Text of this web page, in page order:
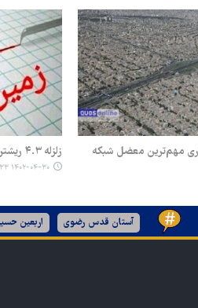
مهم‌ترین معضل شبکه
زلزله ۴.۳ ریشتری در سمنان
۱۴۰۲-۰۴-۳۰ ۱۲:۳۳
آستان قدس رضوی اربعین